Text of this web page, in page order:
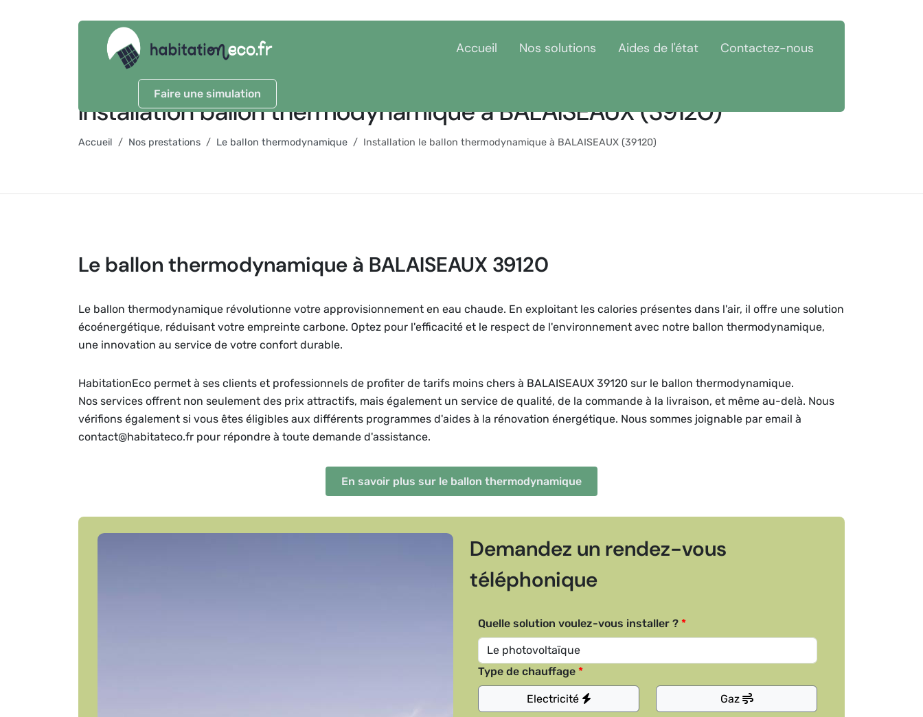
Faire une simulation
Accueil Nos solutions Aides de l'état Contactez-nous
Installation ballon thermodynamique à BALAISEAUX (39120)
Accueil Nos prestations Le ballon thermodynamique Installation le ballon thermodynamique à BALAISEAUX (39120)
Le ballon thermodynamique à BALAISEAUX 39120
Le ballon thermodynamique révolutionne votre approvisionnement en eau chaude. En exploitant les calories présentes dans l'air, il offre une solution
écoénergétique, réduisant votre empreinte carbone. Optez pour l'efficacité et le respect de l'environnement avec notre ballon thermodynamique,
une innovation au service de votre confort durable.
HabitationEco permet à ses clients et professionnels de profiter de tarifs moins chers à BALAISEAUX 39120 sur le ballon thermodynamique.
Nos services offrent non seulement des prix attractifs, mais également un service de qualité, de la commande à la livraison, et même au-delà. Nous
vérifions également si vous êtes éligibles aux différents programmes d'aides à la rénovation énergétique. Nous sommes joignable par email à
contact@habitateco.fr pour répondre à toute demande d'assistance.
En savoir plus sur le ballon thermodynamique
Demandez un rendez-vous
téléphonique
Quelle solution voulez-vous installer ?
Type de chauffage
Electricité Gaz